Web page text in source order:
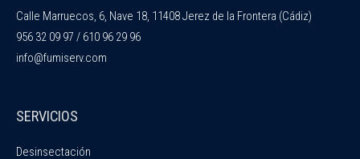
Calle Marruecos, 6, Nave 18, 11408 Jerez de la Frontera (Cádiz)
956 32 09 97 / 610 96 29 96
info@fumiserv.com
SERVICIOS
Desinsectación